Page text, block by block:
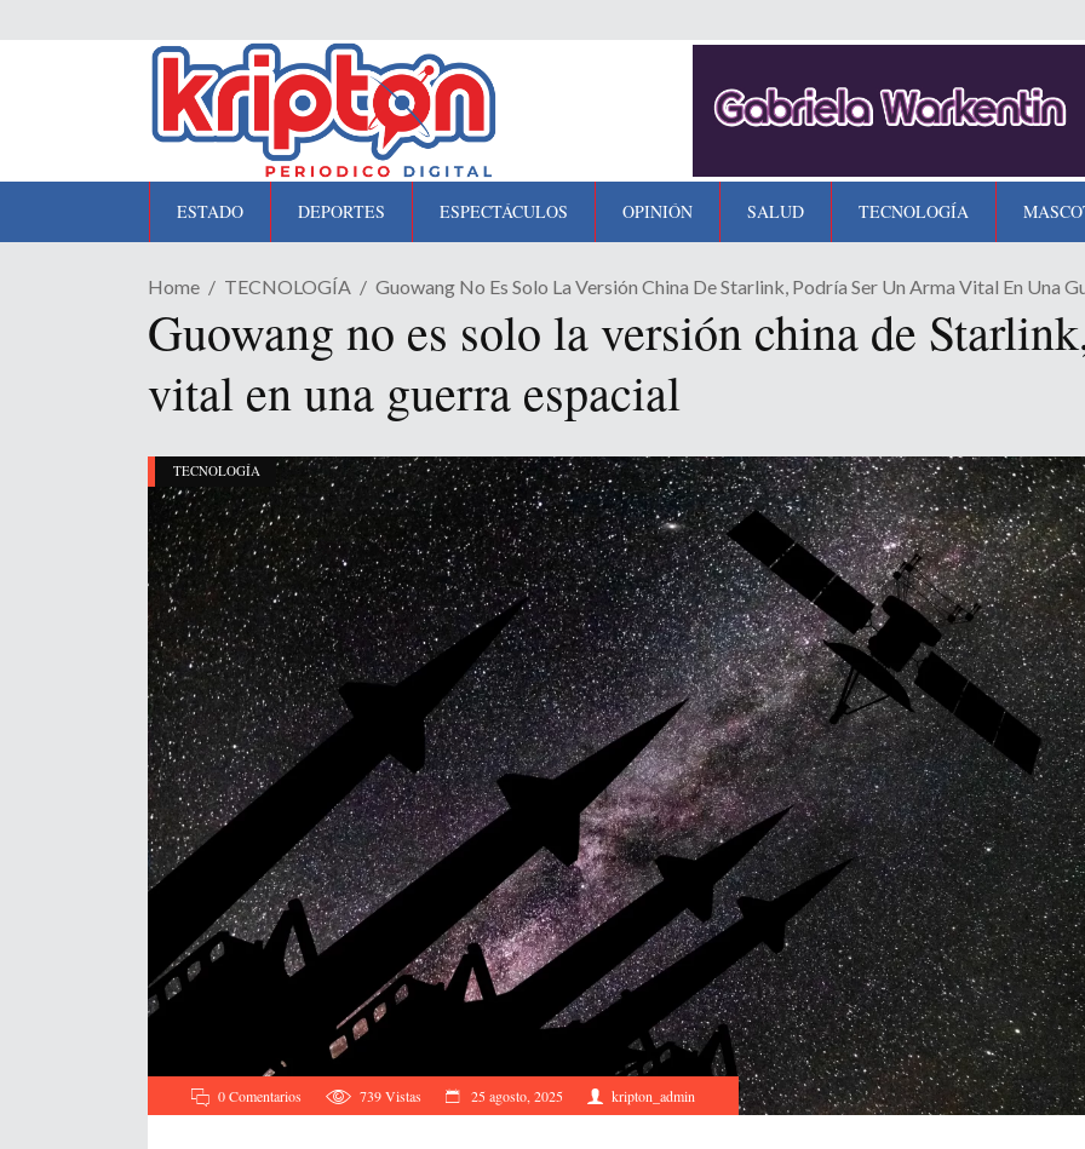
ESTADO DEPORTES ESPECTÁCULOS OPINIÓN SALUD TECNOLOGÍA
Home TECNOLOGÍA Guowang No Es Solo La Versión China De Starlink, Podría Ser Un Arma Vital En Una
Guowang no es solo la versión china de
vital en una guerra espacial
TECNOLOGÍA
0 Comentarios 739Vistas 25 agosto, 2025 kripton_admin